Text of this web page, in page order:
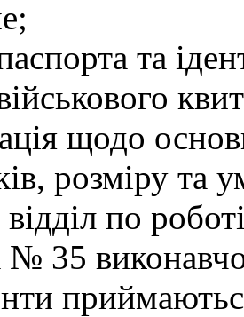
та
щодо
розміру та
по
№ 35